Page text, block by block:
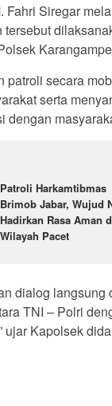
Fahri Siregar
patroli secara
serta
dengan
Patroli Harkamtibmas
Brimob Jabar, Wujud
Hadirkan Rasa Aman
Wilayah Pacet
dialog
TNI – Polri
ujar Kapolsek